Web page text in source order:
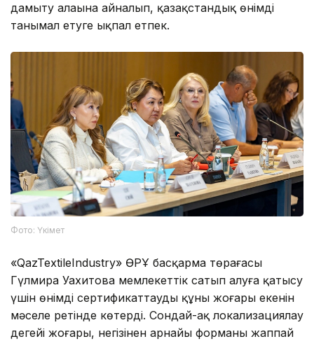
дамыту алаңына айналып, қазақстандық өнімді
танымал етуге ықпал етпек.
Фото: Үкімет
«QazTextileIndustry» ӨРҰ басқарма төрағасы
Гүлмира Уахитова мемлекеттік сатып алуға қатысу
үшін өнімді сертификаттаудың құны жоғары екенін
мәселе ретінде көтерді. Сондай-ақ локализациялау
деңгейі жоғары, негізінен арнайы форманы жаппай